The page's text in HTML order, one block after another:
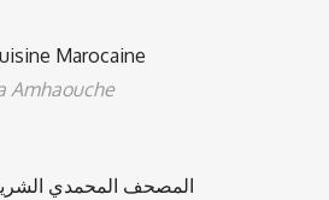
Marocaine
Amhaouche
المصحف المحمدي